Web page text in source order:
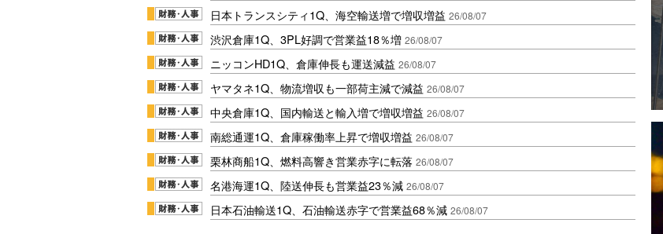
日本トランスシティ1Q、海空輸送増で増収増益 26/08/07
渋沢倉庫1Q、3PL好調で営業益18％増 26/08/07
ニッコンHD1Q、倉庫伸長も運送減益 26/08/07
ヤマタネ1Q、物流増収も一部荷主減で減益 26/08/07
中央倉庫1Q、国内輸送と輸入増で増収増益 26/08/07
南総通運1Q、倉庫稼働率上昇で増収増益 26/08/07
栗林商船1Q、燃料高響き営業赤字に転落 26/08/07
名港海運1Q、陸送伸長も営業益23％減 26/08/07
日本石油輸送1Q、石油輸送赤字で営業益68％減 26/08/07